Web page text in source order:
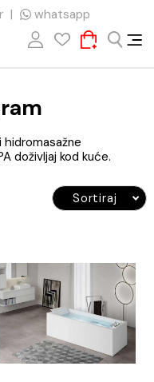
| whatsapp
i hidromasažne